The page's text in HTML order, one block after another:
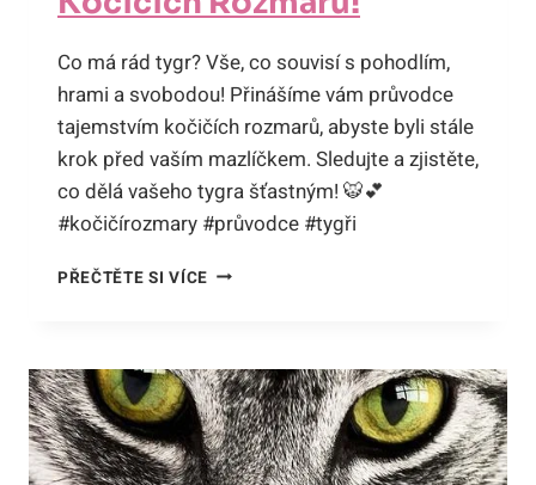
Co má rád tygr? Vše, co souvisí s pohodlím,
hrami a svobodou! Přinášíme vám průvodce
tajemstvím kočičích rozmarů, abyste byli stále
krok před vaším mazlíčkem. Sledujte a zjistěte,
co dělá vašeho tygra šťastným! 🐯💕
#kočičírozmary #průvodce #tygři
PŘEČTĚTE SI VÍCECO
VÁŠ
PRŮVODCE
TAJEMSTVÍM
KOČIČÍCH
ROZMARŮ!